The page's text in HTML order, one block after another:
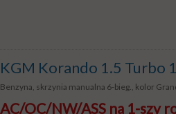
KGM Korando 1.5 Turbo
Benzyna, skrzynia manualna 6-bieg., kolor
AC/OC/NW/ASS na 1-szy